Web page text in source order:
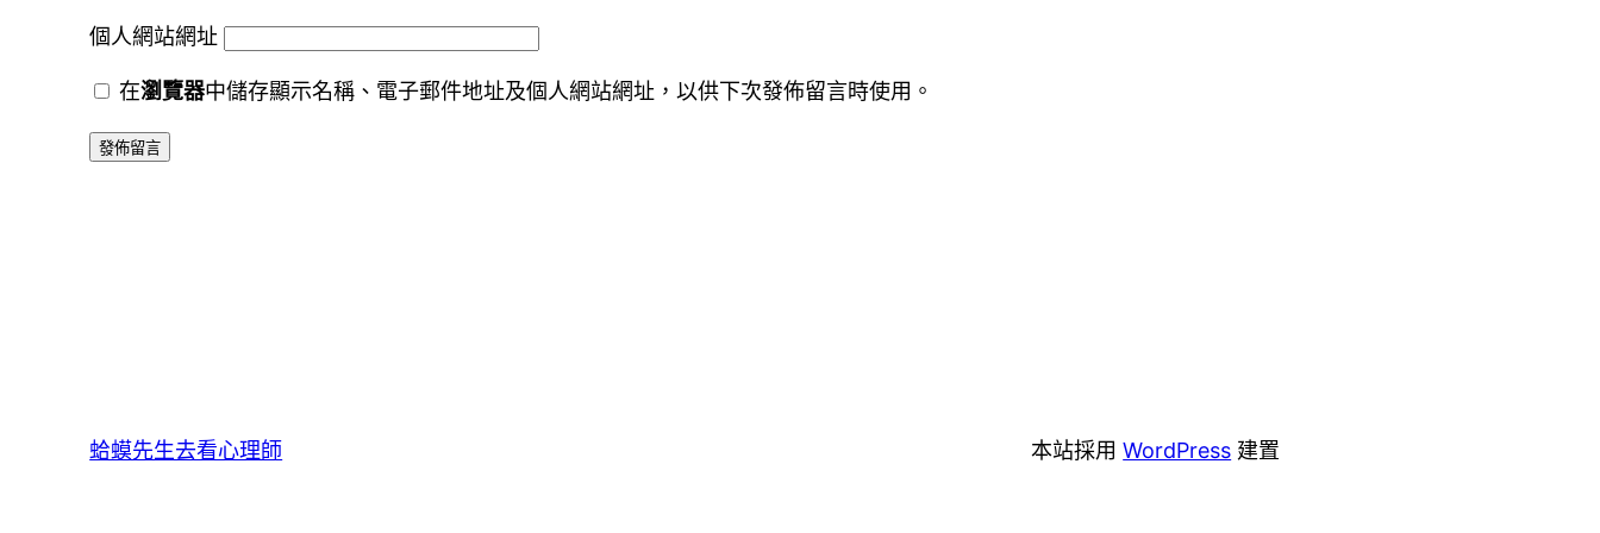
個人網站網址
在瀏覽器中儲存顯示名稱、電子郵件地址及個人網站網址，以供下次發佈留言時使用。
蛤蟆先生去看心理師 本站採用WordPress 建置